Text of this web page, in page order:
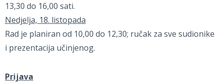
13,30 do 16,00 sati.
Nedjelja, 18. listopada
Rad je planiran od 10,00 do 12,30; ručak za sve sudionike
i prezentacija učinjenog.
Prijava